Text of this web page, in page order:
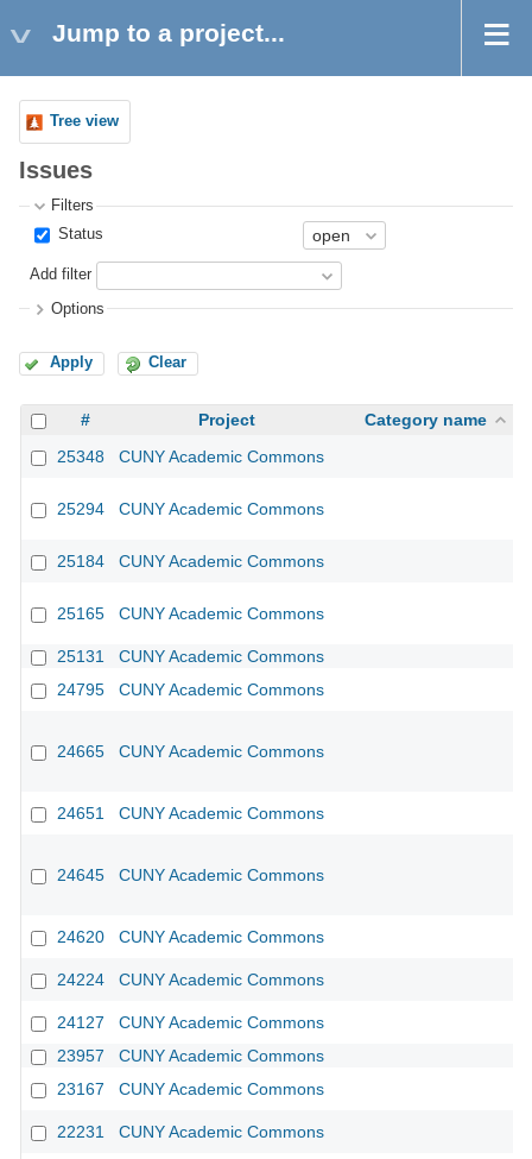
Jump to a project...
Tree view
Issues
Filters
Status
Add filter
Options
Apply Clear
# Project
Category name
25348
CUNY Academic Commons
25294 CUNY Academic Commons
25184 CUNY Academic Commons
25165 CUNY Academic Commons
25131
CUNY Academic Commons
24795
CUNY Academic Commons
24665 CUNY Academic Commons
24651 CUNY Academic Commons
24645 CUNY Academic Commons
24620 CUNY Academic Commons
24224 CUNY Academic Commons
24127 CUNY Academic Commons
23957
CUNY Academic Commons
23167
CUNY Academic Commons
22231 CUNY Academic Commons